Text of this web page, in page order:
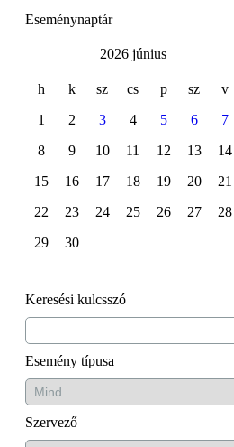
Eseménynaptár
2026 június
h k sz cs p sz
v
1
2 3 4 5 6
7
8
9 10 11 12 13
14
15
16 17 18 19 20
21
22
23 24 25 26 27
28
29
30
Keresési kulcsszó
Esemény típusa
Szervező